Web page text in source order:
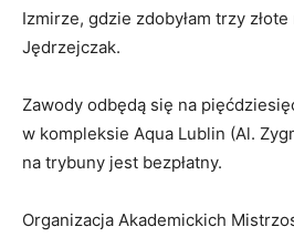
Izmirze, gdzie zdobyłam trzy
Jędrzejczak.
Zawody odbędą się na
w kompleksie Aqua Lublin (Al.
na trybuny jest bezpłatny.
Organizacja Akademickich